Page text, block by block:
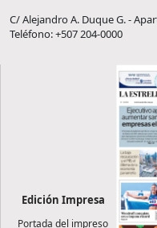
C/ Alejandro A. Duque G. -
Teléfono: +507 204-0000
Edición Impresa
Portada del impreso